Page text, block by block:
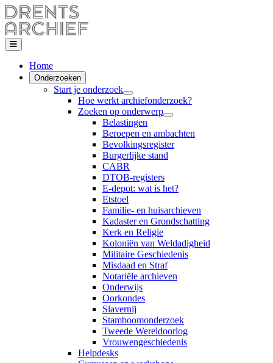
Home
Onderzoeken
Start je onderzoek
Hoe werkt archiefonderzoek?
Zoeken op onderwerp
Belastingen
Beroepen en ambachten
Bevolkingsregister
Burgerlijke stand
CABR
DTOB-registers
E-depot: wat is het?
Etstoel
Familie- en huisarchieven
Kadaster en Grondschatting
Kerk en Religie
Koloniën van Weldadigheid
Militaire Geschiedenis
Misdaad en Straf
Notariële archieven
Onderwijs
Oorkondes
Slavernij
Stamboomonderzoek
Tweede Wereldoorlog
Vrouwengeschiedenis
Helpdesks